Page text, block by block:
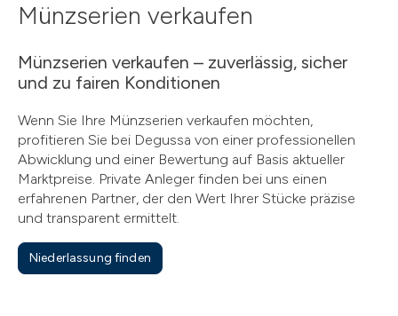
Münzserien verkaufen
Münzserien verkaufen – zuverlässig, sicher
und zu fairen Konditionen
Wenn Sie Ihre Münzserien verkaufen möchten,
profitieren Sie bei Degussa von einer professionellen
Abwicklung und einer Bewertung auf Basis aktueller
Marktpreise. Private Anleger finden bei uns einen
erfahrenen Partner, der den Wert Ihrer Stücke präzise
und transparent ermittelt.
Niederlassung finden